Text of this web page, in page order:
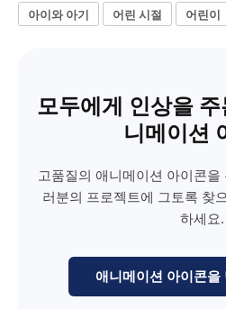
아이와 아기 어린 시절 어린이
모두에게 인상을
니메이션
고품질의 애니메이션 아이콘
러분의 프로젝트에 그토록 찾
하세요.
애니메이션 아이콘을